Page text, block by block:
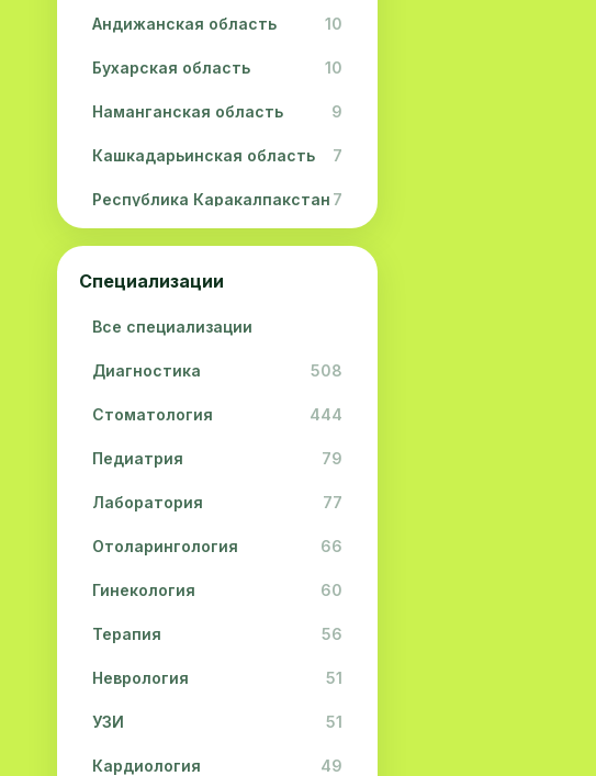
Андижанская область 10
Бухарская область 10
Наманганская область 9
Кашкадарьинская область 7
Республика Каракалпакстан 7
Навоийская область 5
Джизакская область
Сурхандарьинская область
Сырдарьинская область 2
Хорезмская область 2
Специализации
Все специализации
Диагностика 508
Стоматология 444
Педиатрия 79
Лаборатория 77
Отоларингология 66
Гинекология 60
Терапия 56
Неврология 51
УЗИ 51
Кардиология 49